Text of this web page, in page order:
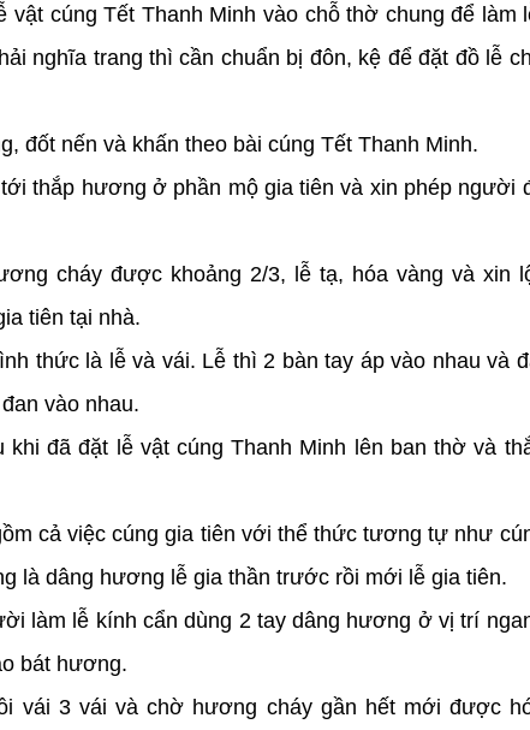
cúng Tết Thanh Minh vào chỗ thờ chung để làm
nghĩa trang thì cần chuẩn bị đôn, kệ để đặt đồ lễ
đốt nến và khấn theo bài cúng Tết Thanh Minh.
thắp hương ở phần mộ gia tiên và xin phép người
cháy được khoảng 2/3, lễ tạ, hóa vàng và xin
tiên tại nhà.
thức là lễ và vái. Lễ thì 2 bàn tay áp vào nhau và
vào nhau.
đã đặt lễ vật cúng Thanh Minh lên ban thờ và
cả việc cúng gia tiên với thể thức tương tự như
là dâng hương lễ gia thần trước rồi mới lễ gia tiên.
làm lễ kính cẩn dùng 2 tay dâng hương ở vị trí
bát hương.
vái 3 vái và chờ hương cháy gần hết mới được